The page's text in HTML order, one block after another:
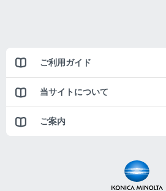
ご利用ガイド
当サイトについて
ご案内